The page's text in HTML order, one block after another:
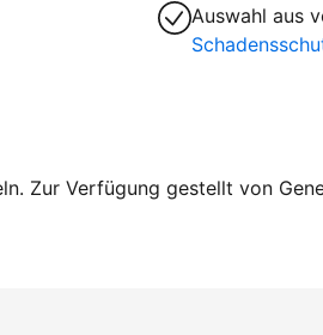
Auswahl aus
Zur Verfügung gestellt von